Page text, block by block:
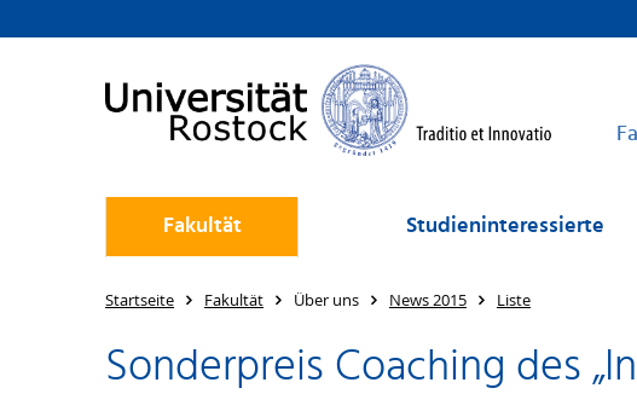
Fakultät Studieninteressierte
Startseite Fakultät Über uns News 2015 Liste
Sonderpreis Coaching des